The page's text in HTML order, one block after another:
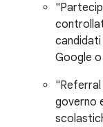
Google
governo